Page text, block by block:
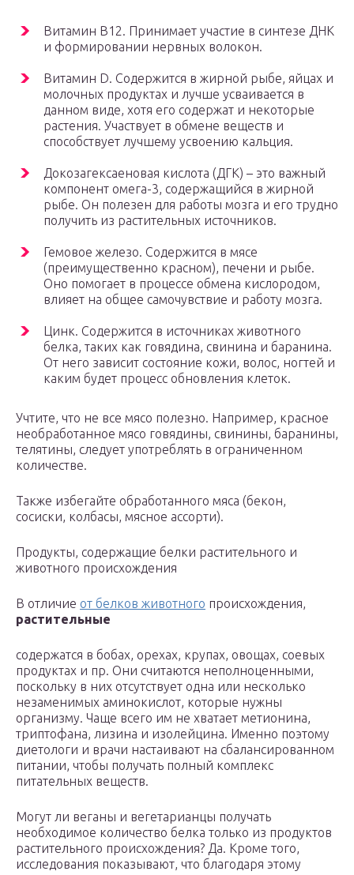
Витамин B12. Принимает участие в синтезе ДНК
и формировании нервных волокон.
Витамин D. Содержится в жирной рыбе, яйцах и
молочных продуктах и лучше усваивается в
данном виде, хотя его содержат и некоторые
растения. Участвует в обмене веществ и
способствует лучшему усвоению кальция.
Докозагексаеновая кислота (ДГК) – это важный
компонент омега-3, содержащийся в жирной
рыбе. Он полезен для работы мозга и его трудно
получить из растительных источников.
Гемовое железо. Содержится в мясе
(преимущественно красном), печени и рыбе.
Оно помогает в процессе обмена кислородом,
влияет на общее самочувствие и работу мозга.
Цинк. Содержится в источниках животного
белка, таких как говядина, свинина и баранина.
От него зависит состояние кожи, волос, ногтей и
каким будет процесс обновления клеток.
Учтите, что не все мясо полезно. Например, красное
необработанное мясо говядины, свинины, баранины,
телятины, следует употреблять в ограниченном
количестве.
Также избегайте обработанного мяса (бекон,
сосиски, колбасы, мясное ассорти).
Продукты, содержащие белки растительного и
животного происхождения
В отличие от белков животного происхождения,
растительные
содержатся в бобах, орехах, крупах, овощах, соевых
продуктах и пр. Они считаются неполноценными,
поскольку в них отсутствует одна или несколько
незаменимых аминокислот, которые нужны
организму. Чаще всего им не хватает метионина,
триптофана, лизина и изолейцина. Именно поэтому
диетологи и врачи настаивают на сбалансированном
питании, чтобы получать полный комплекс
питательных веществ.
Могут ли веганы и вегетарианцы получать
необходимое количество белка только из продуктов
растительного происхождения? Да. Кроме того,
исследования показывают, что благодаря этому